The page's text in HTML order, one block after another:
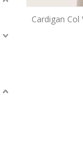
Cardigan Col